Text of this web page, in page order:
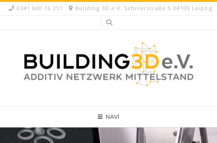
0341 600 16 251 Building 3D e.V. Schillerstraße 5 04109 Leipzig
NAVI